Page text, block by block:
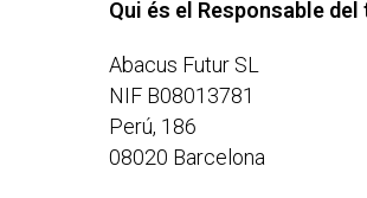
Qui és el Responsable
Abacus Futur SL
NIF B08013781
Perú, 186
08020 Barcelona